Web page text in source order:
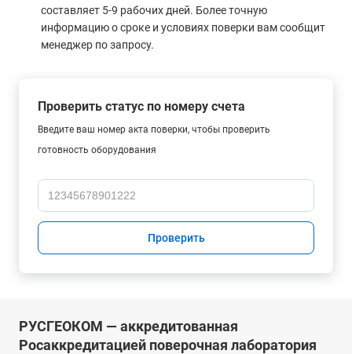
составляет 5-9 рабочих дней. Более точную
информацию о сроке и условиях поверки вам сообщит
менеджер по запросу.
Проверить статус по номеру счета
Введите ваш номер акта поверки, чтобы проверить
готовность оборудования
Проверить
РУСГЕОКОМ — аккредитованная
Росаккредитацией поверочная лаборатория